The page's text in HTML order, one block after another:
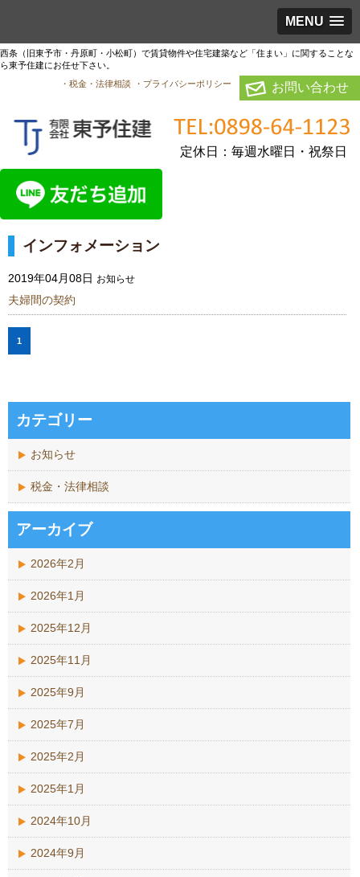
MENU
西条（旧東予市・丹原町・小松町）で賃貸物件や住宅建築など「住まい」に関することな
ら東予住建にお任せ下さい。
・税金・法律相談
・プライバシーポリシー お問い合わせ
定休日：毎週水曜日・祝祭日
インフォメーション
2019年04月08日 お知らせ
夫婦間の契約
1
カテゴリー
お知らせ
税金・法律相談
アーカイブ
2026年2月
2026年1月
2025年12月
2025年11月
2025年9月
2025年7月
2025年2月
2025年1月
2024年10月
2024年9月